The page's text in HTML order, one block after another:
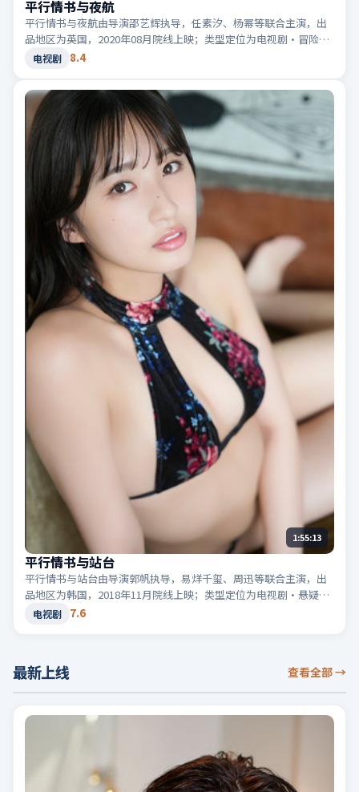
平行情书与夜航
平行情书与夜航由导演邵艺辉执导，任素汐、杨幂等联合主演，出
品地区为英国，2020年08月院线上映；类型定位为电视剧·冒险，
旅途改变人物命运。适合检索「英国冒险」「2020高分电视剧」等
电视剧 8.4
1:55:13
平行情书与站台
平行情书与站台由导演郭帆执导，易烊千玺、周迅等联合主演，出
品地区为韩国，2018年11月院线上映；类型定位为电视剧·悬疑，
真相在最后一刻揭晓。适合检索「韩国悬疑」「2018高分电视剧」
电视剧 7.6
最新上线 查看全部→